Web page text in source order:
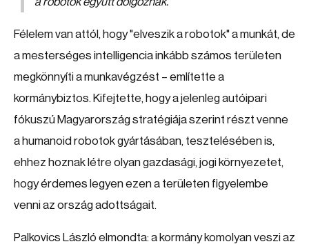
Félelem van attól, hogy "elveszik a robotok" a munkát, de
a mesterséges intelligencia inkább számos területen
megkönnyíti a munkavégzést – említette a
kormánybiztos. Kifejtette, hogy a jelenleg autóipari
fókuszú Magyarország stratégiája szerint részt venne
a humanoid robotok gyártásában, tesztelésében is,
ehhez hoznak létre olyan gazdasági, jogi környezetet,
hogy érdemes legyen ezen a területen figyelembe
venni az ország adottságait.
Palkovics László elmondta: a kormány komolyan veszi az